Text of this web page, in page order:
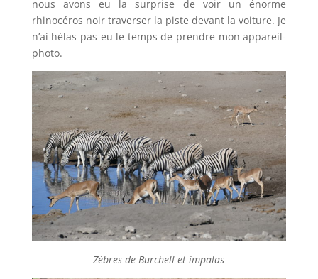
nous avons eu la surprise de voir un énorme
rhinocéros noir traverser la piste devant la voiture. Je
n’ai hélas pas eu le temps de prendre mon appareil-
photo.
Zèbres de Burchell et impalas